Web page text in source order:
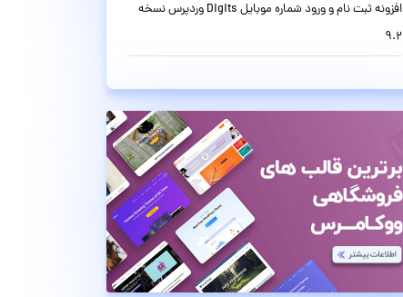
افزونه ثبت نام و ورود شماره موبایل Digits وردپرس نسخه
9.2